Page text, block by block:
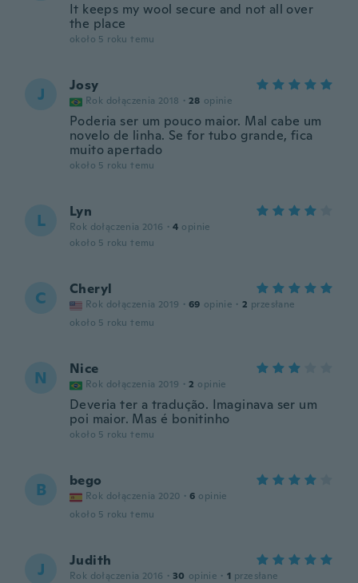
It keeps my wool secure and not all over
the place
około 5 roku temu
J Josy
Rok dołączenia 2018 · 28 opinie
Poderia ser um pouco maior. Mal cabe um
novelo de linha. Se for tubo grande, fica
muito apertado
około 5 roku temu
L Lyn
Rok dołączenia 2016 · 4 opinie
około 5 roku temu
C Cheryl
Rok dołączenia 2019 · 69 opinie · 2 przesłane
około 5 roku temu
N Nice
Rok dołączenia 2019 · 2 opinie
Deveria ter a tradução. Imaginava ser um
poi maior. Mas é bonitinho
około 5 roku temu
B bego
Rok dołączenia 2020 · 6 opinie
około 5 roku temu
J Judith
Rok dołączenia 2016 · 30 opinie · 1 przesłane